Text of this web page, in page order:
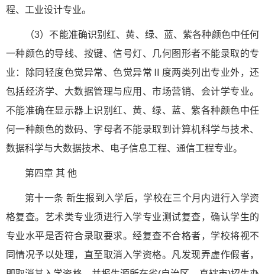
程、工业设计专业。
（3）不能准确识别红、黄、绿、蓝、紫各种颜色中任何
一种颜色的导线、按键、信号灯、几何图形者不能录取的专
业：除同轻度色觉异常、色觉异常Ⅱ度两类列出专业外，还
包括经济学、大数据管理与应用、市场营销、会计学专业。
不能准确在显示器上识别红、黄、绿、蓝、紫各种颜色中任
何一种颜色的数码、字母者不能录取到计算机科学与技术、
数据科学与大数据技术、电子信息工程、通信工程专业。
第四章 其 他
第十一条 新生报到入学后，学校在三个月内进行入学资
格复查。艺术类专业须进行入学专业测试复查，确认学生的
专业水平是否符合录取要求。经复查不合格者，学校将视不
同情况予以处理，直至取消入学资格。凡发现弄虚作假者，